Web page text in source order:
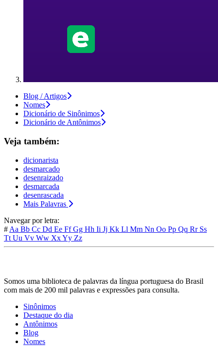
Blog / Artigos
Nomes
Dicionário de Sinônimos
Dicionário de Antônimos
Veja também:
dicionarista
desmarcado
desenraizado
desmarcada
desenrascada
Mais Palavras
Navegar por letra:
# Aa Bb Cc Dd Ee FfGg Hh Ii Jj Kk Ll Mm Nn Oo Pp Qq Rr Ss
Tt Uu Vv Ww XxYy Zz
Somos uma biblioteca de palavras da língua portuguesa do Brasil
com mais de 200 mil palavras e expressões para consulta.
Sinônimos
Destaque do dia
Antônimos
Blog
Nomes